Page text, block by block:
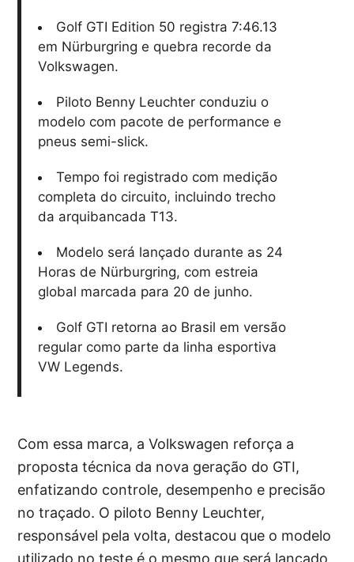
Golf GTI Edition 50 registra 7:46.13
em Nürburgring e quebra recorde da
Volkswagen.
Piloto Benny Leuchter conduziu o
modelo com pacote de performance e
pneus semi-slick.
Tempo foi registrado com medição
completa do circuito, incluindo trecho
da arquibancada T13.
Modelo será lançado durante as 24
Horas de Nürburgring, com estreia
global marcada para 20 de junho.
Golf GTI retorna ao Brasil em versão
regular como parte da linha esportiva
VW Legends.
Com essa marca, a Volkswagen reforça a
proposta técnica da nova geração do GTI,
enfatizando controle, desempenho e precisão
no traçado. O piloto Benny Leuchter,
responsável pela volta, destacou que o modelo
utilizado no teste é o mesmo que será lançado